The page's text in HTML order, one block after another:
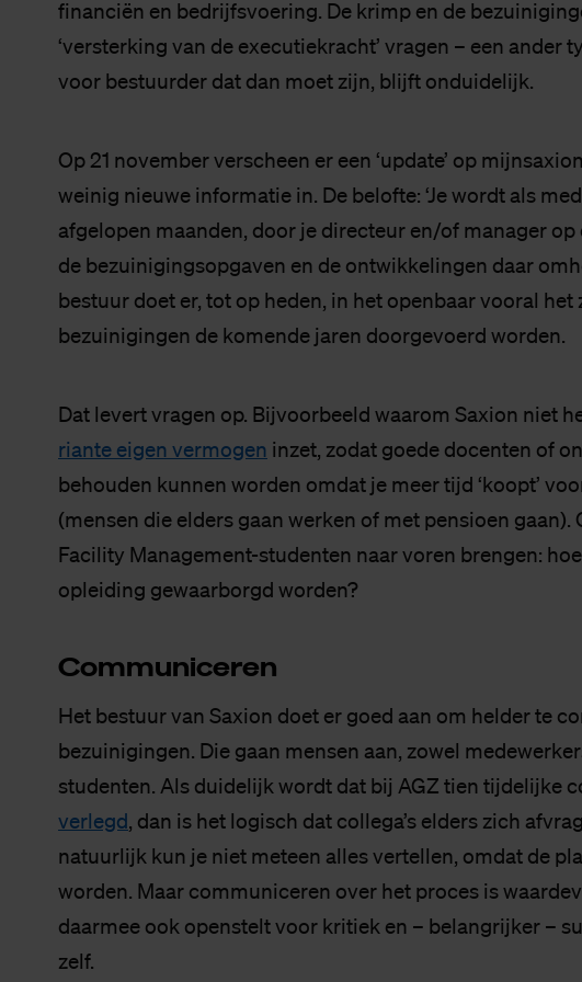
financiën en bedrijfsvoering. De krimp en de
‘versterking van de executiekracht’ vragen – een ander
voor bestuurder dat dan moet zijn, blijft onduidelijk.
Op 21 november verscheen er een ‘update’ op
weinig nieuwe informatie in. De belofte: ‘Je wordt als
afgelopen maanden, door je directeur en/of manager
de bezuinigingsopgaven en de ontwikkelingen daar
bestuur doet er, tot op heden, in het openbaar vooral het
bezuinigingen de komende jaren doorgevoerd worden.
Dat levert vragen op. Bijvoorbeeld waarom Saxion niet
riante eigen vermogen inzet, zodat goede docenten of
behouden kunnen worden omdat je meer tijd ‘koopt’
(mensen die elders gaan werken of met pensioen gaan).
Facility Management-studenten naar voren brengen:
opleiding gewaarborgd worden?
Com­mu­ni­ce­ren
Het bestuur van Saxion doet er goed aan om helder te
bezuinigingen. Die gaan mensen aan, zowel
studenten. Als duidelijk wordt dat bij AGZ tien tijdelijke
verlegd, dan is het logisch dat collega’s elders zich
natuurlijk kun je niet meteen alles vertellen, omdat de
worden. Maar communiceren over het proces is
daarmee ook openstelt voor kritiek en – belangrijker –
zelf.